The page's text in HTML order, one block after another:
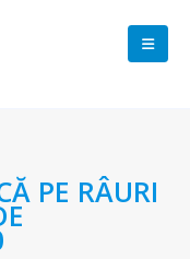
PE RÂURI